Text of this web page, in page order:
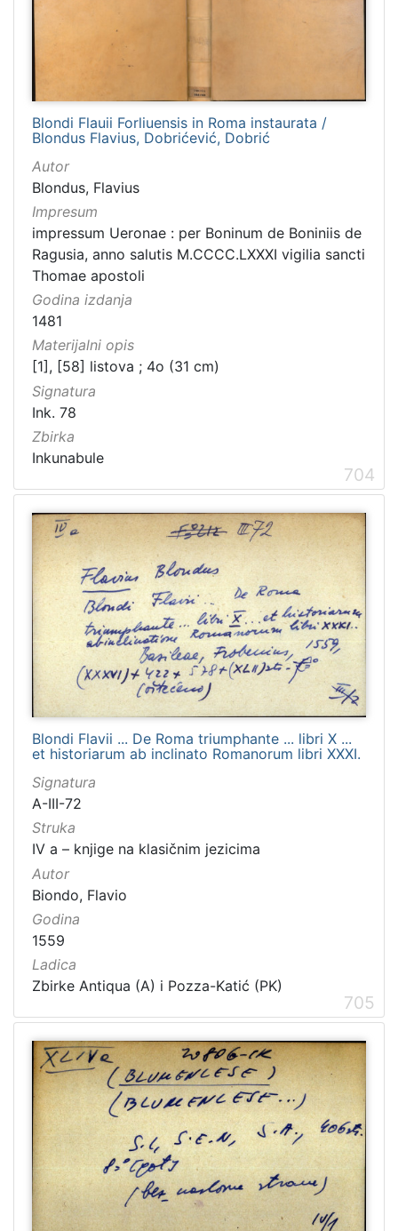
Blondi Flauii Forliuensis in Roma instaurata /
Blondus Flavius, Dobrićević, Dobrić
Autor
Blondus, Flavius
Impresum
impressum Ueronae : per Boninum de Boniniis de
Ragusia, anno salutis M.CCCC.LXXXI vigilia sancti
Thomae apostoli
Godina izdanja
1481
Materijalni opis
[1], [58] listova ; 4o (31 cm)
Signatura
Ink. 78
Zbirka
Inkunabule
704
Blondi Flavii ... De Roma triumphante ... libri X ...
et historiarum ab inclinato Romanorum libri XXXI.
Signatura
A-III-72
Struka
IV a – knjige na klasičnim jezicima
Autor
Biondo, Flavio
Godina
1559
Ladica
Zbirke Antiqua (A) i Pozza-Katić (PK)
705